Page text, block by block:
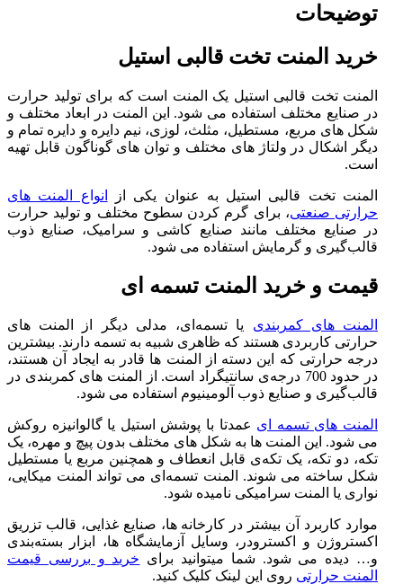
توضیحات
خرید المنت تخت قالبی استیل
المنت تخت قالبی استیل یک المنت است که برای تولید حرارت
در صنایع مختلف استفاده می ‌شود. این المنت در ابعاد مختلف و
شکل ‌های مربع، مستطیل، مثلث، لوزی، نیم دایره و دایره تمام و
دیگر اشکال در ولتاژ های مختلف و توان‌ های گوناگون قابل تهیه
است.
المنت تخت قالبی استیل به عنوان یکی از
انواع المنت ‌های
حرارتی صنعتی، برای گرم کردن سطوح مختلف و تولید حرارت
در صنایع مختلف مانند صنایع کاشی و سرامیک، صنایع ذوب
قالب‌گیری و گرمایش استفاده می ‌شود.
قیمت و خرید المنت تسمه ای
المنت های کمربندی یا تسمه‌ای، مدلی دیگر از المنت‌ های
حرارتی کاربردی هستند که ظاهری شبیه به تسمه دارند. بیشترین
درجه حرارتی که این دسته از المنت ‌ها قادر به ایجاد آن هستند،
در حدود 700 درجه‌ی سانتیگراد است. از المنت ‌های کمربندی در
قالب‌گیری و صنایع ذوب آلومینیوم استفاده می ‌شود.
المنت ‌های تسمه ای عمدتا با پوشش استیل یا گالوانیزه روکش
می ‌شود. این المنت ‌ها به شکل ‌های مختلف بدون پیچ و مهره، یک
تکه، دو تکه، یک تکه‌ی قابل انعطاف و همچنین مربع یا مستطیل
شکل ساخته می ‌شوند. المنت تسمه‌ای می ‌تواند المنت میکایی،
نواری یا المنت سرامیکی نامیده شود.
موارد کاربرد آن بیشتر در کارخانه‌ ها، صنایع غذایی، قالب تزریق
اکستروژن و اکسترودر، وسایل آزمایشگاه ‌ها، ابزار بسته‌بندی
و… دیده می ‌شود. شما میتوانید برای خرید و بررسی قیمت
المنت حرارتی روی این لینک کلیک کنید.